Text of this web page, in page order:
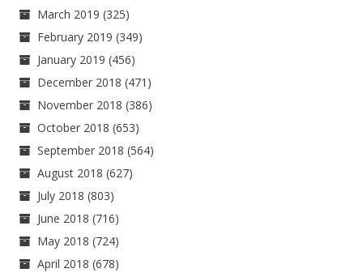
March 2019 (325)
February 2019 (349)
January 2019 (456)
December 2018 (471)
November 2018 (386)
October 2018 (653)
September 2018 (564)
August 2018 (627)
July 2018 (803)
June 2018 (716)
May 2018 (724)
April 2018 (678)